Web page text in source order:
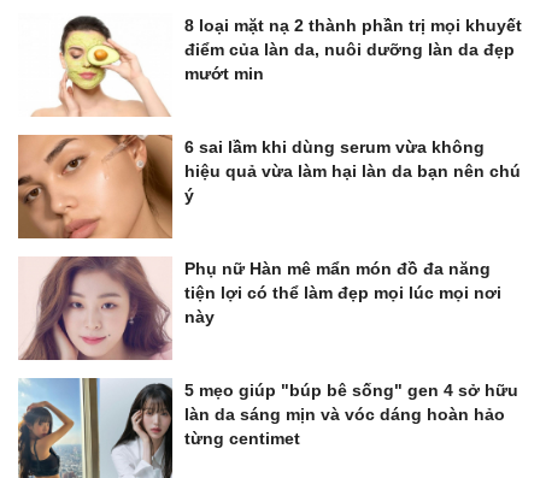
8 loại mặt nạ 2 thành phần trị mọi khuyết
điểm của làn da, nuôi dưỡng làn da đẹp
mướt min
6 sai lầm khi dùng serum vừa không
hiệu quả vừa làm hại làn da bạn nên chú
ý
Phụ nữ Hàn mê mẩn món đồ đa năng
tiện lợi có thể làm đẹp mọi lúc mọi nơi
này
5 mẹo giúp "búp bê sống" gen 4 sở hữu
làn da sáng mịn và vóc dáng hoàn hảo
từng centimet